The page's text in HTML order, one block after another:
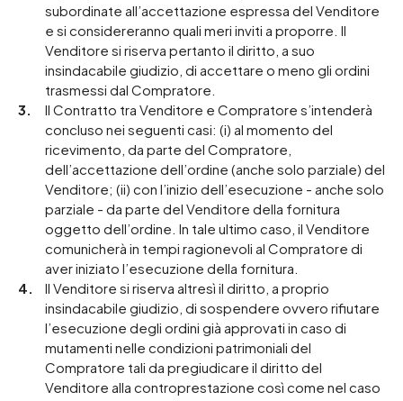
subordinate all’accettazione espressa del Venditore
e si considereranno quali meri inviti a proporre. Il
Venditore si riserva pertanto il diritto, a suo
insindacabile giudizio, di accettare o meno gli ordini
trasmessi dal Compratore.
Il Contratto tra Venditore e Compratore s’intenderà
concluso nei seguenti casi: (i) al momento del
ricevimento, da parte del Compratore,
dell’accettazione dell’ordine (anche solo parziale) del
Venditore; (ii) con l’inizio dell’esecuzione - anche solo
parziale - da parte del Venditore della fornitura
oggetto dell’ordine. In tale ultimo caso, il Venditore
comunicherà in tempi ragionevoli al Compratore di
aver iniziato l’esecuzione della fornitura.
Il Venditore si riserva altresì il diritto, a proprio
insindacabile giudizio, di sospendere ovvero rifiutare
l’esecuzione degli ordini già approvati in caso di
mutamenti nelle condizioni patrimoniali del
Compratore tali da pregiudicare il diritto del
Venditore alla controprestazione così come nel caso